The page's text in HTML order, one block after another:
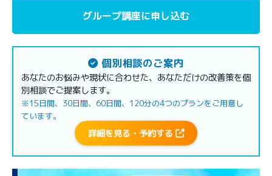
グループ講座に申し込む
個別相談のご案内
あなたのお悩みや現状に合わせた、あなただけの改善策を個
別相談でご提案します。
※15日間、30日間、60日間、120分の4つのプランをご用意し
ています。
詳細を見る・予約する